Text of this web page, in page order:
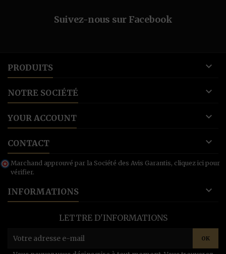
Suivez-nous sur Facebook
PRODUITS 
NOTRE SOCIÉTÉ 
YOUR ACCOUNT 
CONTACT 
Marchand approuvé par la Société des Avis Garantis, cliquez ici pour
vérifier.
INFORMATIONS 
LETTRE D'INFORMATIONS